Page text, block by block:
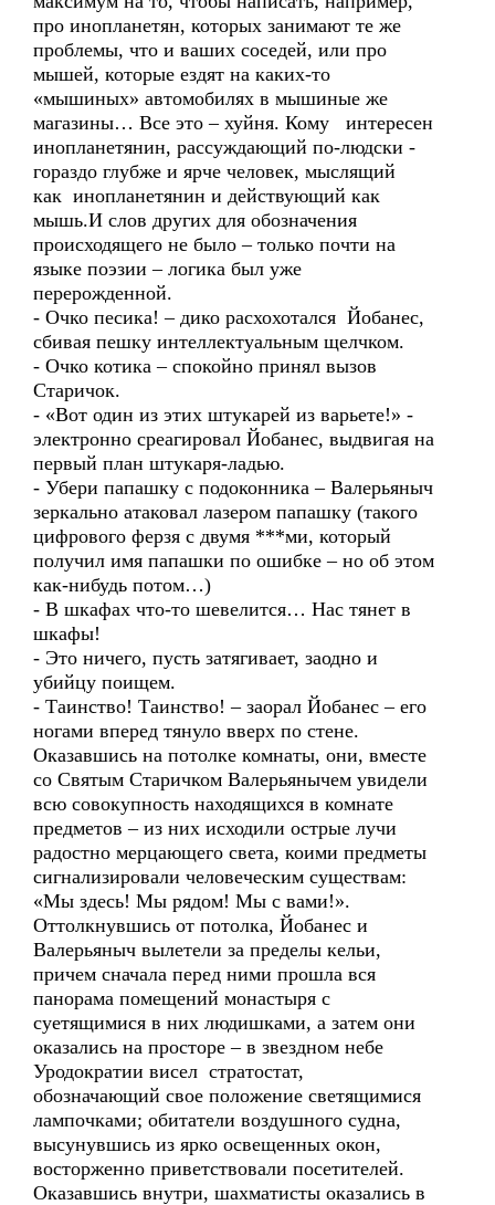
про инопланетян, которых занимают те же
проблемы, что и ваших соседей, или про
мышей, которые ездят на каких-то
«мышиных» автомобилях в мышиные же
магазины… Все это – хуйня. Кому интересен
инопланетянин, рассуждающий по-людски -
гораздо глубже и ярче человек, мыслящий
как инопланетянин и действующий как
мышь.И слов других для обозначения
происходящего не было – только почти на
языке поэзии – логика был уже
перерожденной.
- Очко песика! – дико расхохотался Йобанес,
сбивая пешку интеллектуальным щелчком.
- Очко котика – спокойно принял вызов
Старичок.
- «Вот один из этих штукарей из варьете!» -
электронно среагировал Йобанес, выдвигая на
первый план штукаря-ладью.
- Убери папашку с подоконника – Валерьяныч
зеркально атаковал лазером папашку (такого
цифрового ферзя с двумя ***ми, который
получил имя папашки по ошибке – но об этом
как-нибудь потом…)
- В шкафах что-то шевелится… Нас тянет в
шкафы!
- Это ничего, пусть затягивает, заодно и
убийцу поищем.
- Таинство! Таинство! – заорал Йобанес – его
ногами вперед тянуло вверх по стене.
Оказавшись на потолке комнаты, они, вместе
со Святым Старичком Валерьянычем увидели
всю совокупность находящихся в комнате
предметов – из них исходили острые лучи
радостно мерцающего света, коими предметы
сигнализировали человеческим существам:
«Мы здесь! Мы рядом! Мы с вами!».
Оттолкнувшись от потолка, Йобанес и
Валерьяныч вылетели за пределы кельи,
причем сначала перед ними прошла вся
панорама помещений монастыря с
суетящимися в них людишками, а затем они
оказались на просторе – в звездном небе
Уродократии висел стратостат,
обозначающий свое положение светящимися
лампочками; обитатели воздушного судна,
высунувшись из ярко освещенных окон,
восторженно приветствовали посетителей.
Оказавшись внутри, шахматисты оказались в